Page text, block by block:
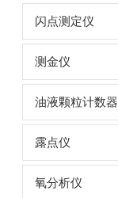
闪点测定仪
测金仪
油液颗粒计数器
露点仪
氧分析仪